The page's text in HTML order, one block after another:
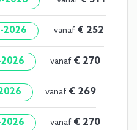
2026 vanaf € 252
vanaf € 270
vanaf € 269
vanaf € 270